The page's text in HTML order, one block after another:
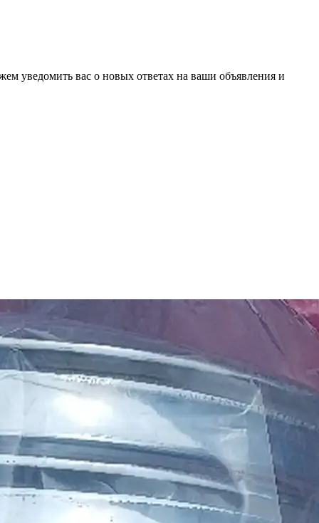
уведомить вас о новых ответах на ваши объявления и